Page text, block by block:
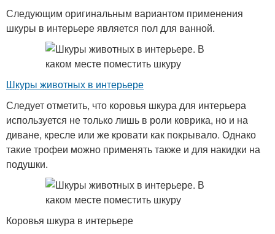
Следующим оригинальным вариантом применения
шкуры в интерьере является пол для ванной.
Шкуры животных в интерьере
Следует отметить, что коровья шкура для интерьера
используется не только лишь в роли коврика, но и на
диване, кресле или же кровати как покрывало. Однако
такие трофеи можно применять также и для накидки на
подушки.
Коровья шкура в интерьере